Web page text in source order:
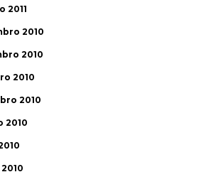
2011
2010
2010
2010
2010
2010